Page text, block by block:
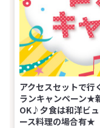
アクセスセットで行
ランキャンペーン★
OK♪夕食は和洋ビ
ース料理の場合有★